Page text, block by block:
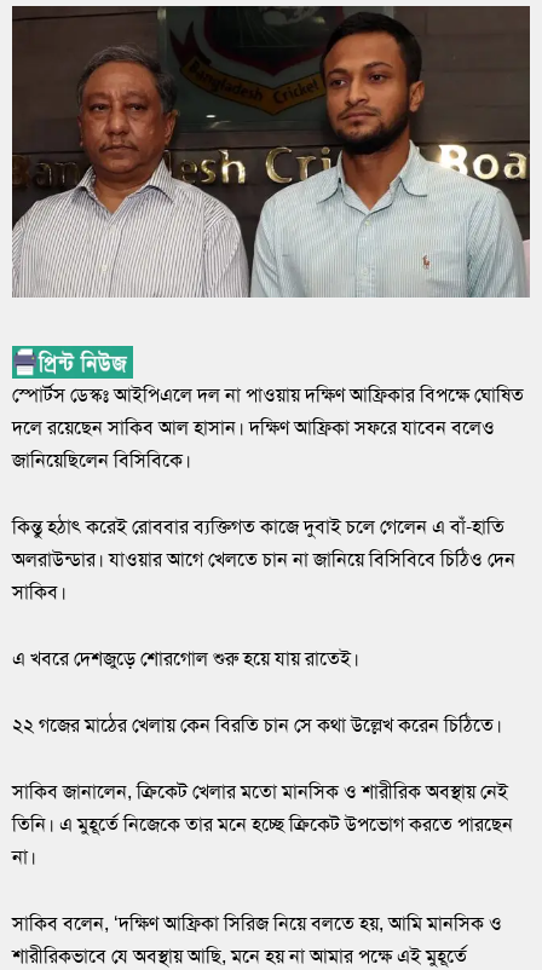
স্পোর্টস ডেস্কঃ আইপিএলে দল না পাওয়ায় দক্ষিণ আফ্রিকার বিপক্ষে ঘোষিত
দলে রয়েছেন সাকিব আল হাসান। দক্ষিণ আফ্রিকা সফরে যাবেন বলেও
জানিয়েছিলেন বিসিবিকে।
কিন্তু হঠাৎ করেই রোববার ব্যক্তিগত কাজে দুবাই চলে গেলেন এ বাঁ-হাতি
অলরাউন্ডার। যাওয়ার আগে খেলতে চান না জানিয়ে বিসিবিবে চিঠিও দেন
সাকিব।
এ খবরে দেশজুড়ে শোরগোল শুরু হয়ে যায় রাতেই।
২২ গজের মাঠের খেলায় কেন বিরতি চান সে কথা উল্লেখ করেন চিঠিতে।
সাকিব জানালেন, ক্রিকেট খেলার মতো মানসিক ও শারীরিক অবস্থায় নেই
তিনি। এ মুহূর্তে নিজেকে তার মনে হচ্ছে ক্রিকেট উপভোগ করতে পারছেন
না।
সাকিব বলেন, ‘দক্ষিণ আফ্রিকা সিরিজ নিয়ে বলতে হয়, আমি মানসিক ও
শারীরিকভাবে যে অবস্থায় আছি, মনে হয় না আমার পক্ষে এই মুহূর্তে